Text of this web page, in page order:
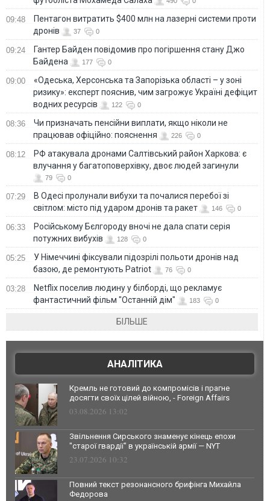
09:48
Пентагон витратить $400 млн на лазерні системи проти
дронів
37 0
09:24
Гантер Байден повідомив про погіршення стану Джо
Байдена
177 0
09:00
«Одеська, Херсонська та Запорізька області – у зоні
ризику»: експерт пояснив, чим загрожує Україні дефіцит
водних ресурсів
122 0
08:36
Чи призначать пенсійни виплати, якщо ніколи не
працював офіційно: пояснення
226 0
08:12
РФ атакувала дронами Салтівський район Харкова: є
влучання у багатоповерхівку, двоє людей загинули
79 0
07:29
В Одесі пролунали вибухи та почалися перебої зі
світлом: місто під ударом дронів та ракет
146 0
06:33
Російському Бєлгороду вночі не дала спати серія
потужних вибухів
128 0
05:25
У Німеччині фіксували підозрілі польоти дронів над
базою, де ремонтують Patriot
76 0
03:28
Netflix поселив людину у білборді, що рекламує
фантастичний фільм "Останній дім"
183 0
БІЛЬШЕ
АНАЛІТИКА
Кремль не готовий до компромісів і прагне
досягти своїх цілей війною, - Foreign Affairs
03.08.2026 13:02
Звільнення Сирського знаменує кінець епохи
"старої гвардії" в українській армії — NYT
23.07.2026 10:32
Повний текст резонансного брифінга Михайла
Федорова